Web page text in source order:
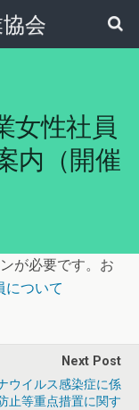
協会
女性社員
内（開催
が必要です。お
について
Next Post
ウイルス感染症に係
止等重点措置に関す